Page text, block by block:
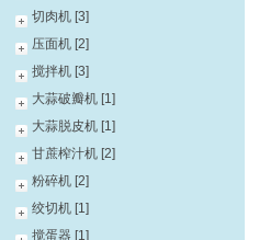
切肉机 [3]
压面机 [2]
搅拌机 [3]
大蒜破瓣机 [1]
大蒜脱皮机 [1]
甘蔗榨汁机 [2]
粉碎机 [2]
绞切机 [1]
搅蛋器 [1]